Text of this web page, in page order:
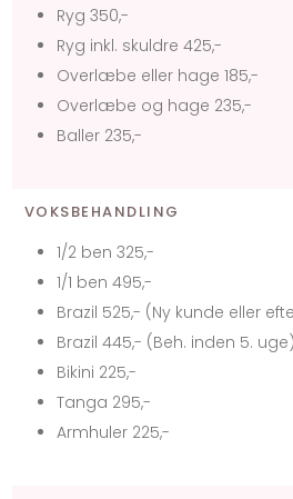
Ryg 350,-
Ryg inkl. skuldre 425,-
Overlæbe eller hage 185,-
Overlæbe og hage 235,-
Baller 235,-
VOKSBEHANDLING
1/2 ben 325,-
1/1 ben 495,-
Brazil 525,- (Ny kunde eller
Brazil 445,- (Beh. inden 5. uge)
Bikini 225,-
Tanga 295,-
Armhuler 225,-